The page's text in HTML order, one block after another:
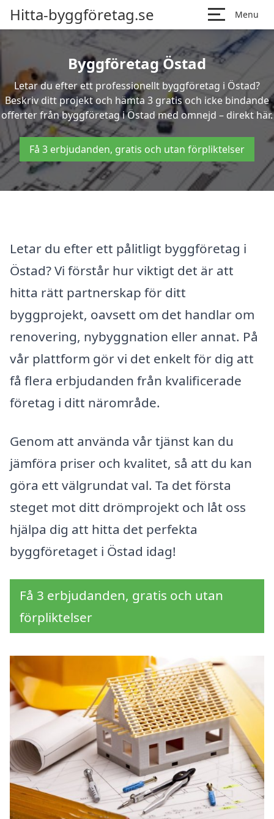
Hitta-byggföretag.se Menu
Byggföretag Östad
Letar du efter ett professionellt byggföretag i Östad?
Beskriv ditt projekt och hämta 3 gratis och icke bindande
offerter från byggföretag i Östad med omnejd – direkt här.
Få 3 erbjudanden, gratis och utan förpliktelser
Letar du efter ett pålitligt byggföretag i
Östad? Vi förstår hur viktigt det är att
hitta rätt partnerskap för ditt
byggprojekt, oavsett om det handlar om
renovering, nybyggnation eller annat. På
vår plattform gör vi det enkelt för dig att
få flera erbjudanden från kvalificerade
företag i ditt närområde.
Genom att använda vår tjänst kan du
jämföra priser och kvalitet, så att du kan
göra ett välgrundat val. Ta det första
steget mot ditt drömprojekt och låt oss
hjälpa dig att hitta det perfekta
byggföretaget i Östad idag!
Få 3 erbjudanden, gratis och utan
förpliktelser